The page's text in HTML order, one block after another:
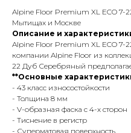
Alpine Floor Premium XL ECO
Мытищах и Москве
Описание и
Alpine Floor Premium XL ECO
компании Alpine Floor из
22 Дуб Серебряный
**Основные
- 43 класс износостойкости
- Толщина 8 мм
- V-образная фаска с 4-х сторон
- Тиснение в регистр
- Суперматовая поверхность